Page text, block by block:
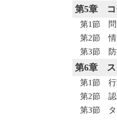
第5章
第1節 問
第2節 情
第3節 防
第6章
第1節 行
第2節 認
第3節 タ